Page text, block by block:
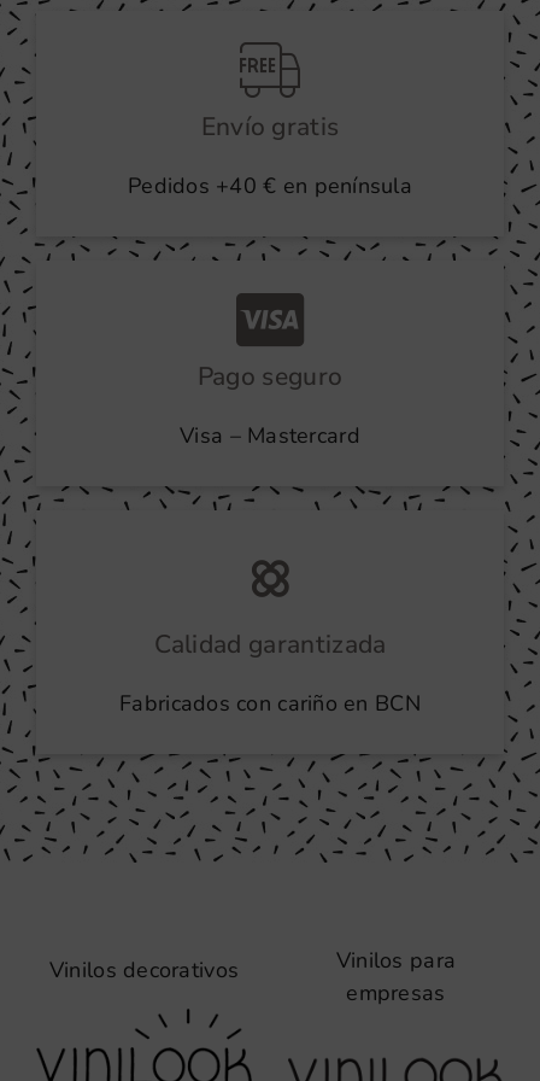
Envío gratis
Pedidos +40 € en península
Pago seguro
Visa – Mastercard
Calidad garantizada
Fabricados con cariño en BCN
Vinilos decorativos
Vinilos para
empresas